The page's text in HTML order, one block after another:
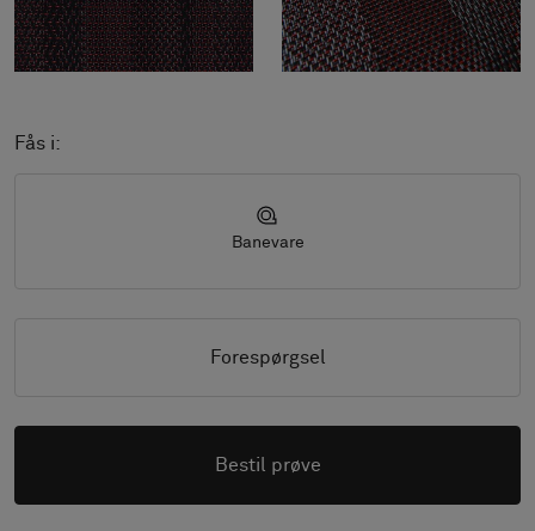
Fås i:
Banevare
Forespørgsel
Bestil prøve